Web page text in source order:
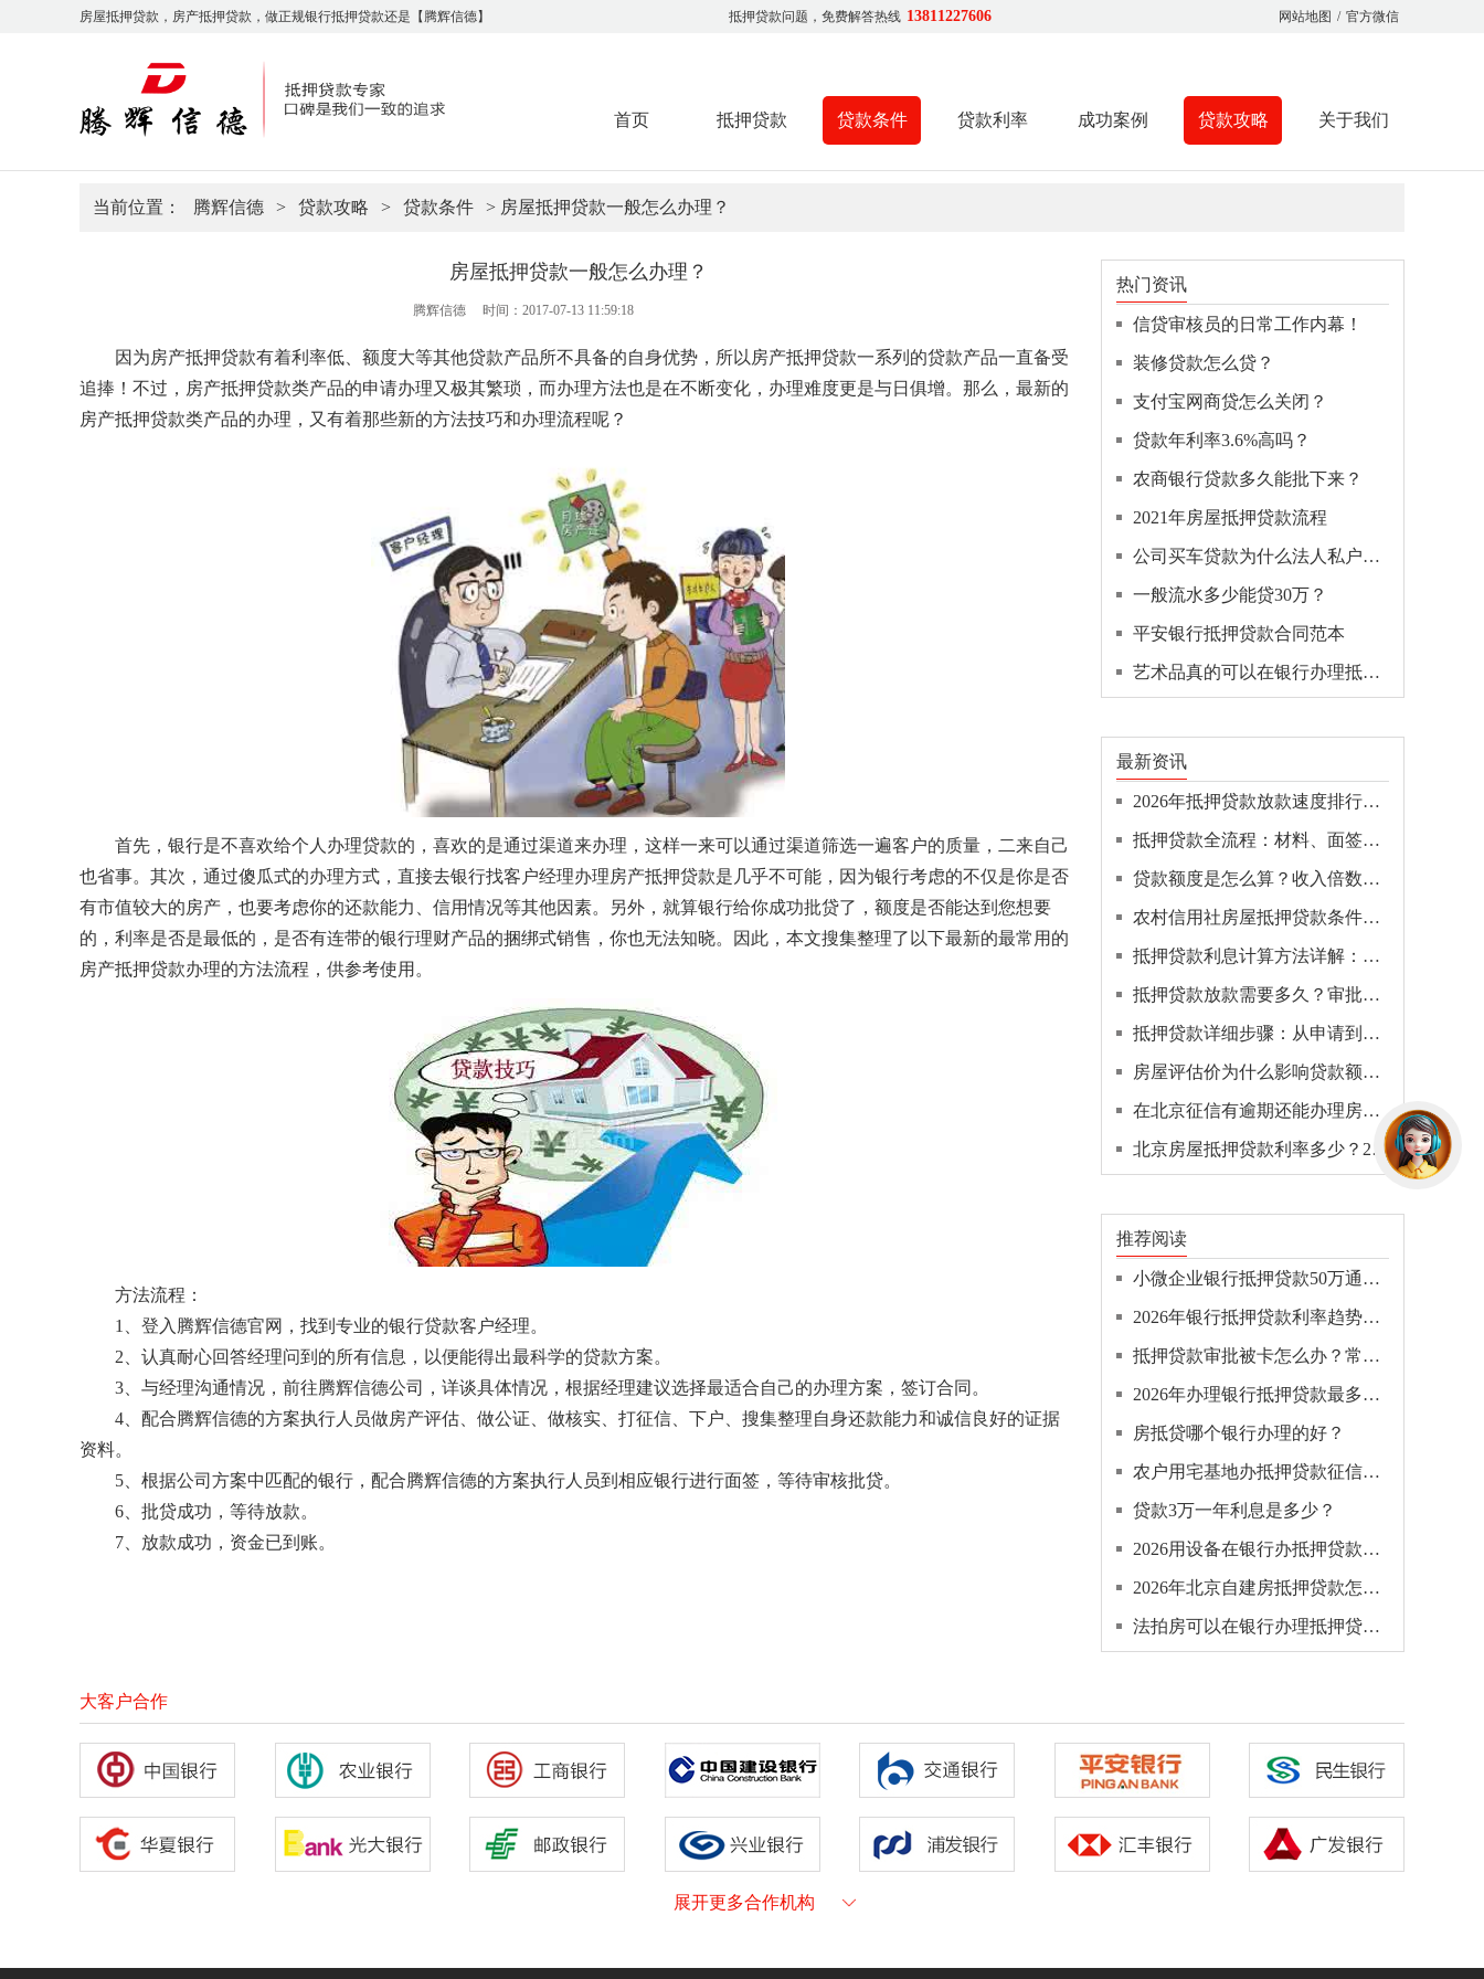
房屋抵押贷款，房产抵押贷款，做正规银行抵押贷款还是【腾辉信德】 抵押贷款问题，免费解答热线 13811227606 网站地图 / 官方微信
首页 抵押贷款 贷款条件 贷款利率 成功案例 贷款攻略 关于我们
当前位置： 腾辉信德 > 贷款攻略 > 贷款条件 > 房屋抵押贷款一般怎么办理？
房屋抵押贷款一般怎么办理？
腾辉信德 时间：2017-07-13 11:59:18
因为房产抵押贷款有着利率低、额度大等其他贷款产品所不具备的自身优势，所以房产抵押贷款一系列的贷款产品一直备受
追捧！不过，房产抵押贷款类产品的申请办理又极其繁琐，而办理方法也是在不断变化，办理难度更是与日俱增。那么，最新的
房产抵押贷款类产品的办理，又有着那些新的方法技巧和办理流程呢？
首先，银行是不喜欢给个人办理贷款的，喜欢的是通过渠道来办理，这样一来可以通过渠道筛选一遍客户的质量，二来自己
也省事。其次，通过傻瓜式的办理方式，直接去银行找客户经理办理房产抵押贷款是几乎不可能，因为银行考虑的不仅是你是否
有市值较大的房产，也要考虑你的还款能力、信用情况等其他因素。另外，就算银行给你成功批贷了，额度是否能达到您想要
的，利率是否是最低的，是否有连带的银行理财产品的捆绑式销售，你也无法知晓。因此，本文搜集整理了以下最新的最常用的
房产抵押贷款办理的方法流程，供参考使用。
方法流程：
1、登入腾辉信德官网，找到专业的银行贷款客户经理。
2、认真耐心回答经理问到的所有信息，以便能得出最科学的贷款方案。
3、与经理沟通情况，前往腾辉信德公司，详谈具体情况，根据经理建议选择最适合自己的办理方案，签订合同。
4、配合腾辉信德的方案执行人员做房产评估、做公证、做核实、打征信、下户、搜集整理自身还款能力和诚信良好的证据
资料。
5、根据公司方案中匹配的银行，配合腾辉信德的方案执行人员到相应银行进行面签，等待审核批贷。
6、批贷成功，等待放款。
7、放款成功，资金已到账。
热门资讯
信贷审核员的日常工作内幕！
装修贷款怎么贷？
支付宝网商贷怎么关闭？
贷款年利率3.6%高吗？
农商银行贷款多久能批下来？
2021年房屋抵押贷款流程
公司买车贷款为什么法人私户还款
一般流水多少能贷30万？
平安银行抵押贷款合同范本
艺术品真的可以在银行办理抵押贷款吗？
最新资讯
2026年抵押贷款放款速度排行：哪家银行最快几天到账？
抵押贷款全流程：材料、面签、抵押登记、放款全解析！
贷款额度是怎么算？收入倍数、负债率、抵押估值三步拆解
农村信用社房屋抵押贷款条件全解：最新申请材料清单！
抵押贷款利息计算方法详解：本息与本金哪个更省钱？
抵押贷款放款需要多久？审批+抵押登记+放款全链路拆解！
抵押贷款详细步骤：从申请到放款的10个环节全拆解！
房屋评估价为什么影响贷款额度？
在北京征信有逾期还能办理房抵贷吗？
北京房屋抵押贷款利率多少？2026年最新银行利率汇总
推荐阅读
小微企业银行抵押贷款50万通常需要什么条件？一文全解！
2026年银行抵押贷款利率趋势深度分析！
抵押贷款审批被卡怎么办？常见原因和解决办法！
2026年办理银行抵押贷款最多能贷多少钱？限额是多少？
房抵贷哪个银行办理的好？
农户用宅基地办抵押贷款征信要求高吗？
贷款3万一年利息是多少？
2026用设备在银行办抵押贷款多久放款下来？
2026年北京自建房抵押贷款怎么申请？
法拍房可以在银行办理抵押贷款吗，怎么办理？
大客户合作
展开更多合作机构